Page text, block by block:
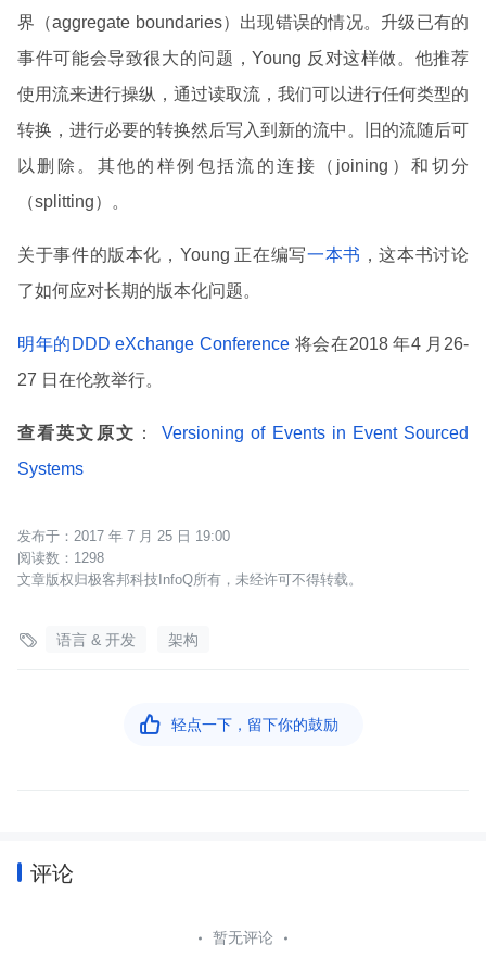
界（aggregate boundaries）出现错误的情况。升级已有的
事件可能会导致很大的问题，Young 反对这样做。他推荐
使用流来进行操纵，通过读取流，我们可以进行任何类型的
转换，进行必要的转换然后写入到新的流中。旧的流随后可
以删除。其他的样例包括流的连接（joining）和切分
（splitting）。
关于事件的版本化，Young 正在编写一本书 ，这本书讨论
了如何应对长期的版本化问题。
明年的DDD eXchange Conference 将会在2018 年4 月26-
27 日在伦敦举行。
查看英文原文 ：
Versioning of Events in Event Sourced
Systems
2017 年 7 月 25 日 19:00
1298
文章版权归极客邦科技InfoQ所有，未经许可不得转载。
 语言 & 开发 架构
 轻点一下，留下你的鼓励
评论
暂无评论